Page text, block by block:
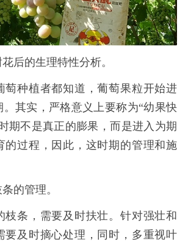
后的生理特性分析。
萄种植者都知道，葡萄果粒开始进
。其实，严格意义上要称为“幼果快
期不是真正的膨果，而是进入为期
的过程，因此，这时期的管理和施
的管理。
枝条，需要及时扶壮。针对强壮和
要及时摘心处理，同时，多重视叶